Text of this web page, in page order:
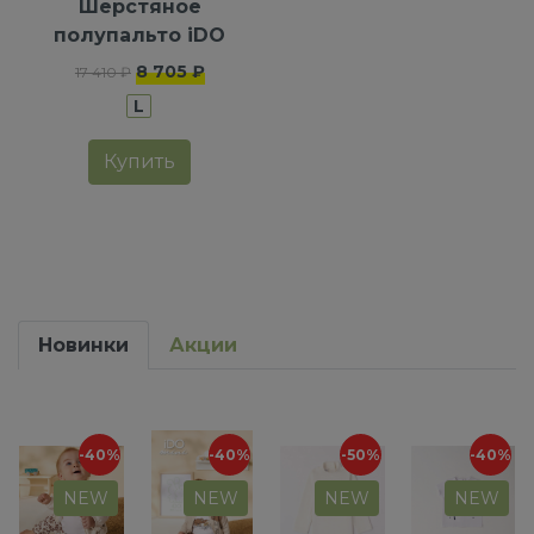
Шерстяное
полупальто iDO
17 410 ₽ 8 705 ₽
L
Купить
Новинки Акции
-40%
NEW
-40%
NEW
-50%
NEW
-40%
NEW